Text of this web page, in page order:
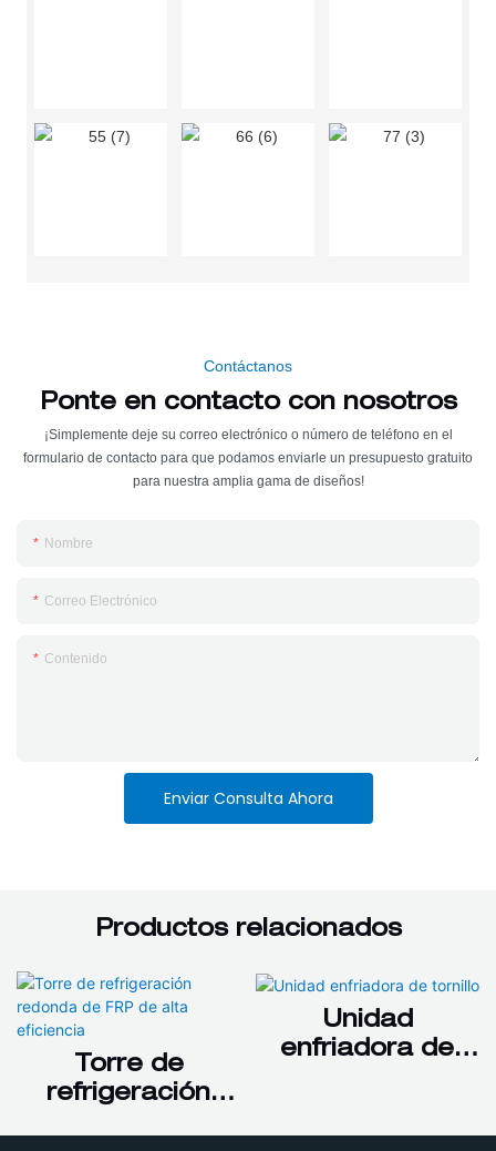
Contáctanos
Ponte en contacto con nosotros
¡Simplemente deje su correo electrónico o número de teléfono en el
formulario de contacto para que podamos enviarle un presupuesto gratuito
para nuestra amplia gama de diseños!
Nombre
Correo Electrónico
Contenido
Enviar Consulta Ahora
Productos relacionados
Torre de
refrigeración
Unidad
enfriadora de